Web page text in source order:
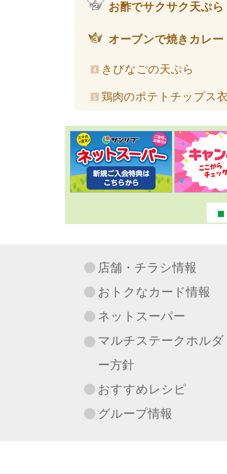
お酢でサクサク天ぷら
オーブンで焼きカレー
きびなごの天ぷら
鶏肉のポテトチップス
店舗・チラシ情報
おトクなカード情報
ネットスーパー
マルチステークホルダ
ー方針
おすすめレシピ
グループ情報